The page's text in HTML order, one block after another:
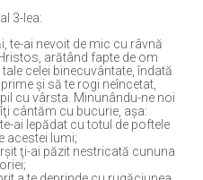
3-lea:
te-ai nevoit de mic cu râvnă
arătând fapte de om
celei binecuvântate, îndată
şi să te rogi neîncetat,
cu vârsta. Minunându-ne noi
cântăm cu bucurie, aşa:
ai lepădat cu totul de poftele
acestei lumi;
ţi-ai păzit nestricată cununa